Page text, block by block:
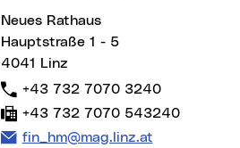
Neues Rathaus
Hauptstraße 1 - 5
4041 Linz
Telefon:
+43 732 7070 3240
Fax:
+43 732 7070 543240
E-Mail Adresse:
fin_hm@mag.linz.at